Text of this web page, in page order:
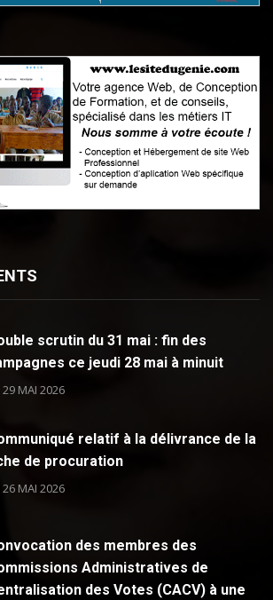
scrutin du 31 mai : fin des
ce jeudi 28 mai à minuit
29 MAI 2026
relatif à la délivrance de la
de procuration
26 MAI 2026
des membres des
Administratives de
des Votes (CACV) à une